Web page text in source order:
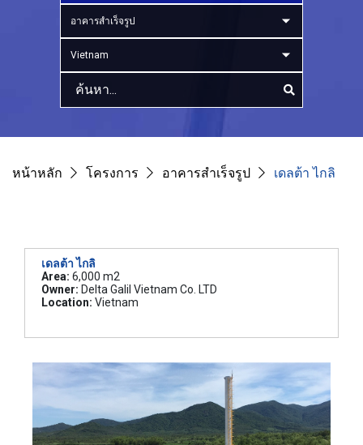
อาคารสำเร็จรูป
Vietnam
หน้าหลัก โครงการ อาคารสำเร็จรูป เดลต้า ไกลิ
เดลต้า ไกลิ
Area: 6,000 m2
Owner: Delta Galil Vietnam Co. LTD
Location: Vietnam